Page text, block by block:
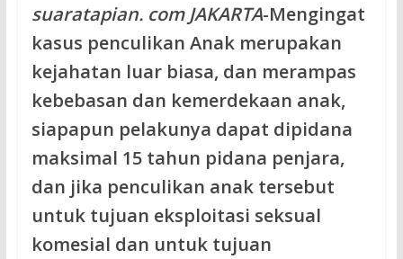
suaratapian. com JAKARTA-Mengingat
kasus penculikan Anak merupakan
kejahatan luar biasa, dan merampas
kebebasan dan kemerdekaan anak,
siapapun pelakunya dapat dipidana
maksimal 15 tahun pidana penjara,
dan jika penculikan anak tersebut
untuk tujuan eksploitasi seksual
komesial dan untuk tujuan